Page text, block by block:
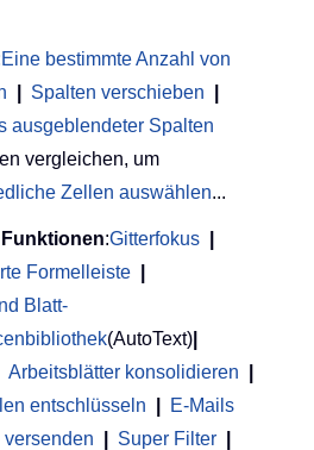
Eine bestimmte Anzahl von
Spalten verschieben
ausgeblendeter Spalten
vergleichen, um
Zellen auswählen...
:Gitterfokus
Formelleiste
Blatt-
(AutoText)
Arbeitsblätter konsolidieren
entschlüsseln
E-Mails
Super Filter